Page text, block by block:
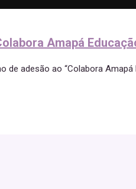
Amapá
adesão ao “Colabora Amapá